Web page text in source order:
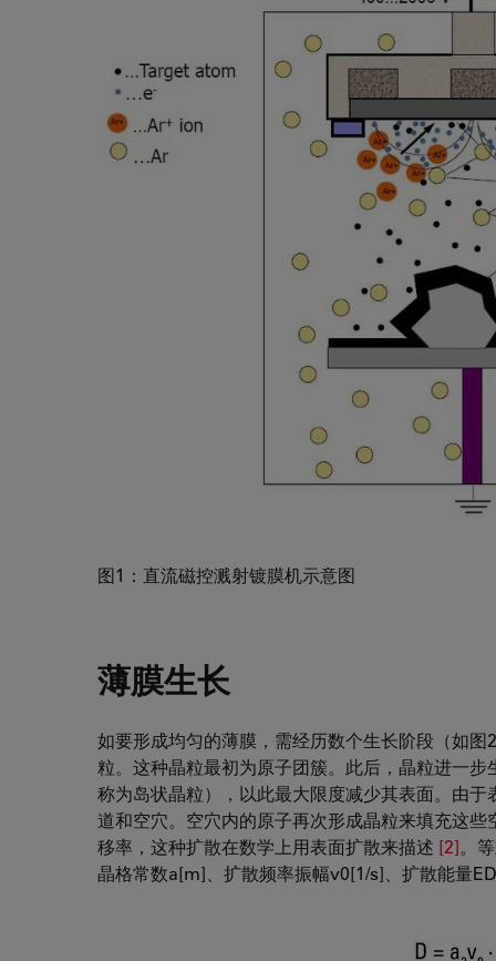
图1：直流磁控溅射镀膜机示意图
薄膜生长
如要形成均匀的薄膜，需经历数个生长阶段（如
粒。这种晶粒最初为原子团簇。此后，晶粒进一
称为岛状晶粒），以此最大限度减少其表面。由
道和空穴。空穴内的原子再次形成晶粒来填充这
移率，这种扩散在数学上用表面扩散来描述 [2]。
晶格常数a[m]、扩散频率振幅v0[1/s]、扩散能量